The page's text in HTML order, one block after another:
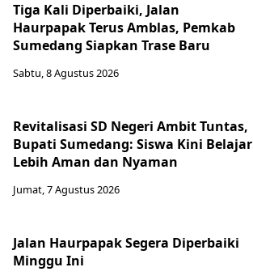
Tiga Kali Diperbaiki, Jalan
Haurpapak Terus Amblas, Pemkab
Sumedang Siapkan Trase Baru
Sabtu, 8 Agustus 2026
Revitalisasi SD Negeri Ambit Tuntas,
Bupati Sumedang: Siswa Kini Belajar
Lebih Aman dan Nyaman
Jumat, 7 Agustus 2026
Jalan Haurpapak Segera Diperbaiki
Minggu Ini